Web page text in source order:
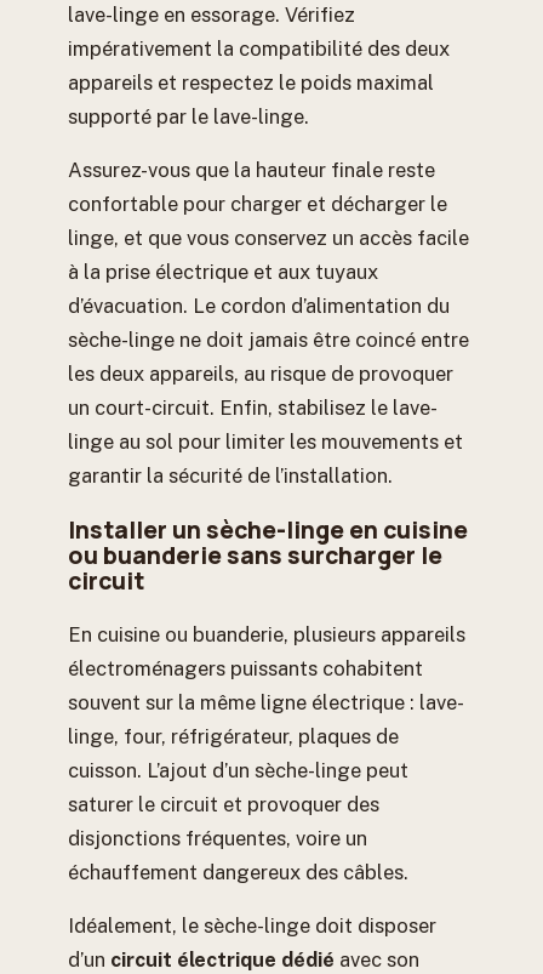
lave-linge en essorage. Vérifiez
impérativement la compatibilité des deux
appareils et respectez le poids maximal
supporté par le lave-linge.
Assurez-vous que la hauteur finale reste
confortable pour charger et décharger le
linge, et que vous conservez un accès facile
à la prise électrique et aux tuyaux
d’évacuation. Le cordon d’alimentation du
sèche-linge ne doit jamais être coincé entre
les deux appareils, au risque de provoquer
un court-circuit. Enfin, stabilisez le lave-
linge au sol pour limiter les mouvements et
garantir la sécurité de l’installation.
Installer un sèche-linge en cuisine
ou buanderie sans surcharger le
circuit
En cuisine ou buanderie, plusieurs appareils
électroménagers puissants cohabitent
souvent sur la même ligne électrique : lave-
linge, four, réfrigérateur, plaques de
cuisson. L’ajout d’un sèche-linge peut
saturer le circuit et provoquer des
disjonctions fréquentes, voire un
échauffement dangereux des câbles.
Idéalement, le sèche-linge doit disposer
d’un circuit électrique dédié avec son